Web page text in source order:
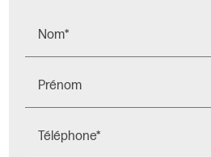
Nom*
Prénom
Téléphone*